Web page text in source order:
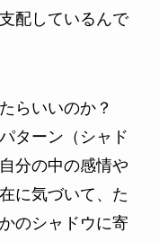
配しているんで
らいいのか？
ターン（シャド
分の中の感情や
に気づいて、た
のシャドウに寄